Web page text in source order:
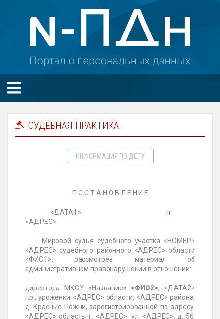
СУДЕБНАЯ ПРАКТИКА
ИНФОРМАЦИЯ ПО ДЕЛУ
П О С Т А Н О В Л Е Н И Е
<ДАТА1> п.
<АДРЕС>
Мировой судья судебного участка <НОМЕР>
<АДРЕС> судебного районного <АДРЕС> области
<ФИО1>, рассмотрев материал об
административном правонарушении в отношении:
директора МКОУ «Название» <ФИО2>, <ДАТА2>
г.р., уроженки <АДРЕС> области, <АДРЕС> района,
д. Красные Пожни, зарегистрированной по адресу:
<АДРЕС> область, г. <АДРЕС>, ул. <АДРЕС>, д. 56,